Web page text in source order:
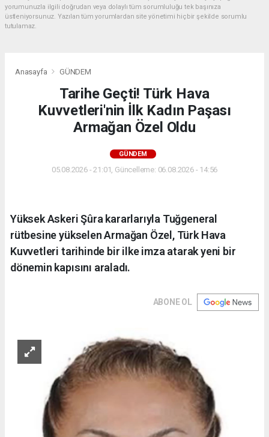
yorumunuzla ilgili doğrudan veya dolaylı tüm sorumluluğu tek başınıza
üstleniyorsunuz. Yazılan tüm yorumlardan site yönetimi hiçbir şekilde sorumlu
tutulamaz.
Anasayfa GÜNDEM
Tarihe Geçti! Türk Hava
Kuvvetleri'nin İlk Kadın Paşası
Armağan Özel Oldu
GÜNDEM
05.08.2026 - 21:01, Güncelleme: 06.08.2026 - 14:56
Yüksek Askeri Şûra kararlarıyla Tuğgeneral
rütbesine yükselen Armağan Özel, Türk Hava
Kuvvetleri tarihinde bir ilke imza atarak yeni bir
dönemin kapısını araladı.
ABONE OL